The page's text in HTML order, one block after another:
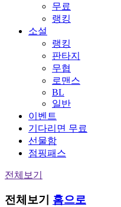
무료
랭킹
소설
랭킹
판타지
무협
로맨스
BL
일반
이벤트
기다리면 무료
선물함
점핑패스
전체보기
전체보기 홈으로